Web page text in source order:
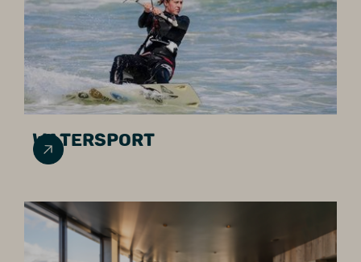
WATERSPORT